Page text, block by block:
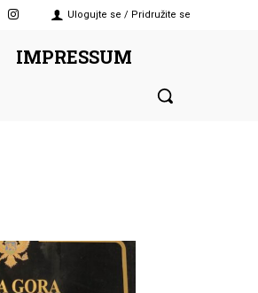
Ulogujte se / Pridružite se
IMPRESSUM